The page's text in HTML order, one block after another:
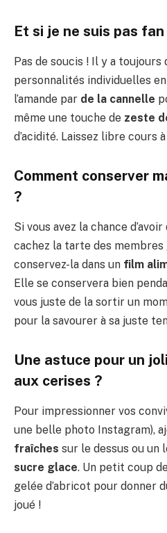
Et si je ne suis pas fan
Pas de soucis ! Il y a
personnalités individuelles
l’amande par de la cannelle
même une touche de zeste
d’acidité. Laissez libre cours
Comment conserver
?
Si vous avez la chance
cachez la tarte des
conservez-la dans un film
Elle se conservera bien
vous juste de la sortir un
pour la savourer à sa juste
Une astuce pour un
aux cerises ?
Pour impressionner vos
une belle photo Instagram),
fraîches sur le dessus ou un
sucre glace. Un petit coup
gelée d’abricot pour donner
joué !